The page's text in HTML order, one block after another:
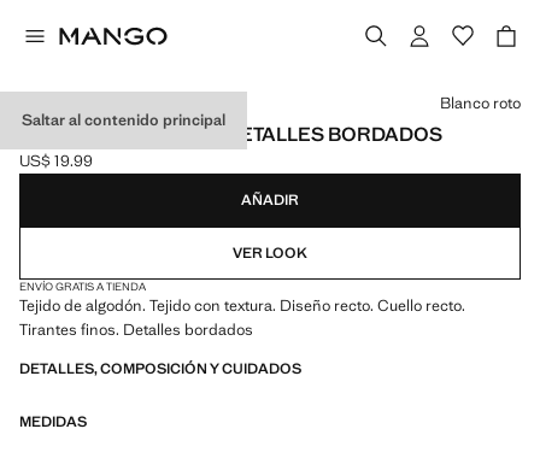
Saltar al contenido principal
CAMISETA TIRANTES DETALLES BORDADOS
Precio actual [US$ 19.99 ]
US$ 19.99
Selecciona un color
Blanco roto
AÑADIR
VER LOOK
ENVÍO GRATIS A TIENDA
Tejido de algodón. Tejido con textura. Diseño recto. Cuello recto.
Tirantes finos. Detalles bordados
DETALLES, COMPOSICIÓN Y CUIDADOS
MEDIDAS